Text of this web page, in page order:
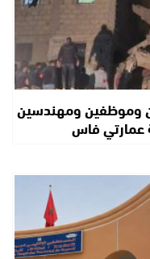
وموظفين ومهندسين
عمارتي فاس